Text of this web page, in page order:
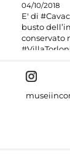
04/10/2018
E' di
busto
conservato